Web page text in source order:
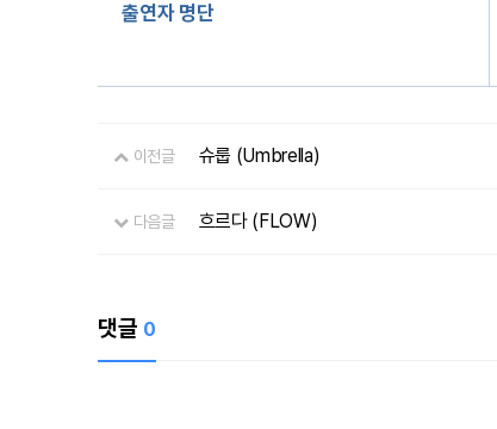
출연자 명단
이전글 슈룹 (Umbrella)
다음글 흐르다 (FLOW)
댓글 0